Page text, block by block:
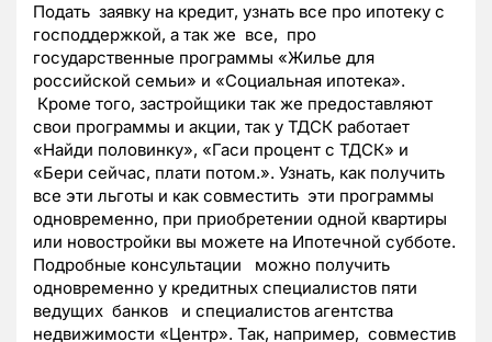
Подать заявку на кредит, узнать все про ипотеку с
господдержкой, а так же все, про
государственные программы «Жилье для
российской семьи» и «Социальная ипотека».
Кроме того, застройщики так же предоставляют
свои программы и акции, так у ТДСК работает
«Найди половинку», «Гаси процент с ТДСК» и
«Бери сейчас, плати потом.». Узнать, как получить
все эти льготы и как совместить эти программы
одновременно, при приобретении одной квартиры
или новостройки вы можете на Ипотечной субботе.
Подробные консультации можно получить
одновременно у кредитных специалистов пяти
ведущих банков и специалистов агентства
недвижимости «Центр». Так, например, совместив